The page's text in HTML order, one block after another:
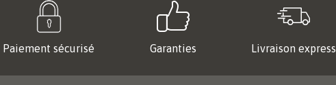
Paiement sécurisé Garanties Livraison express